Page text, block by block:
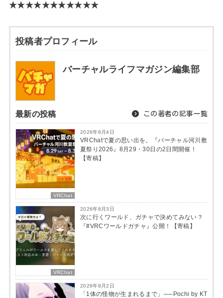
★★★★★★★★★★★
投稿者プロフィール
バーチャルライフマガジン編集部
最新の投稿 この著者の記事一覧
VRChat
2026年8月4日
VRChatで夏の思い出を。『バーチャル河川敷
夏祭り2026』8月29・30日の2日間開催！
【寄稿】
VRChat
2026年8月3日
次に行くワールド、ガチャで決めてみない？
『#VRCワールドガチャ』公開！【寄稿】
2026年8月2日
「1体の怪物が生まれるまで」──Pochi by KT